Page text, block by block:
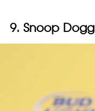
9. Snoop Dogg